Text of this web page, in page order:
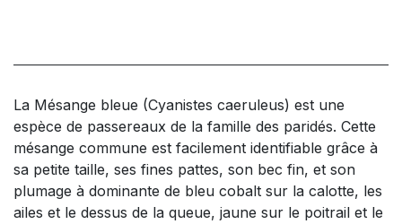
La Mésange bleue (Cyanistes caeruleus) est une
espèce de passereaux de la famille des paridés. Cette
mésange commune est facilement identifiable grâce à
sa petite taille, ses fines pattes, son bec fin, et son
plumage à dominante de bleu cobalt sur la calotte, les
ailes et le dessus de la queue, jaune sur le poitrail et le